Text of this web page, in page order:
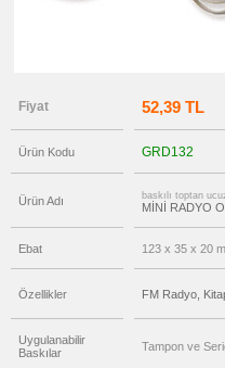
Fiyat 52,39 TL
Ürün Kodu GRD132
Ürün Adı baskılı toptan
MİNİ RADYO
Ebat 123 x 35 x 20
Özellikler FM Radyo,
Uygulanabilir
Baskılar
Tampon ve
Gör
Matara
Termos
&
Geri
Anahtarlık
promosyon
Hesap
Makinesi